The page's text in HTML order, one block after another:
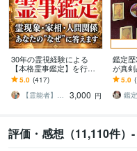
30年の霊視経験による
【本格霊事鑑定】を行い
ます 霊現象・家相・家
系・先祖・土地・人間関
係・悪縁・因縁・厄払い
5.0 (417)
【霊能者】天晴
3,000 円
鑑定
が真剣
屋の
雷鳥
5.0
評価・感想（11,110件）